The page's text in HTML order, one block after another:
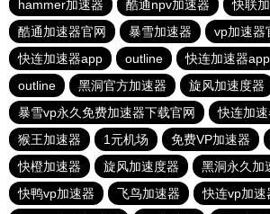
hammer加速器
酷通npv加速器
快联
酷通加速器官网
暴雪加速器
vp加速器
快连加速器app
outline 快连加速器app
outline
黑洞官方加速器 旋风加速度器
暴雪vp永久免费加速器下载官网
快连加
猴王加速器
1元机场 免费VP加速器
快橙加速器
旋风加速度器 黑洞永久加
快鸭vp加速器
飞鸟加速器
快连vp加速